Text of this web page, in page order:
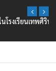
นทร์ นนทบุรี พบ